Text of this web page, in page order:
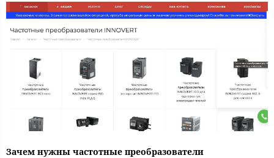
Зачем нужны частотные преобразователи